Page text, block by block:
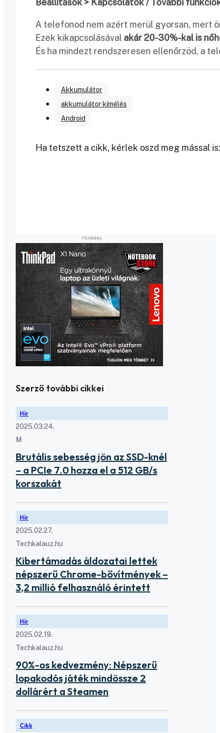
Beállítások > Kapcsolatok / További
A telefonod nem azért merül gyorsan, mert
Ezek kikapcsolásával akár 20-30%-kal is
És ha mindezt rendszeresen ellenőrzöd, a
Akkumulátor
akkumulátor kímélés
Android
Ha tetszett a cikk, kérlek oszd meg mással is:
Szerző további cikkei
Hír
2025.03.24.
M
Brutális sebesség jön az SSD-knél
– a PCIe 7.0 hozza el a 512 GB/s
korszakát
Hír
2025.02.27.
Techkalauz.hu
Kibertámadás áldozatai lettek
népszerű Chrome-bővítmények –
3,2 millió felhasználó érintett
Hír
2025.02.19.
Techkalauz.hu
90%-os kedvezmény: Népszerű
lopakodós játék mindössze 2
dollárért a Steamen
Cikk